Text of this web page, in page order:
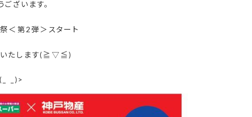
ざいます。
＜第2弾＞スタート
いたします(≧▽≦)
_)>